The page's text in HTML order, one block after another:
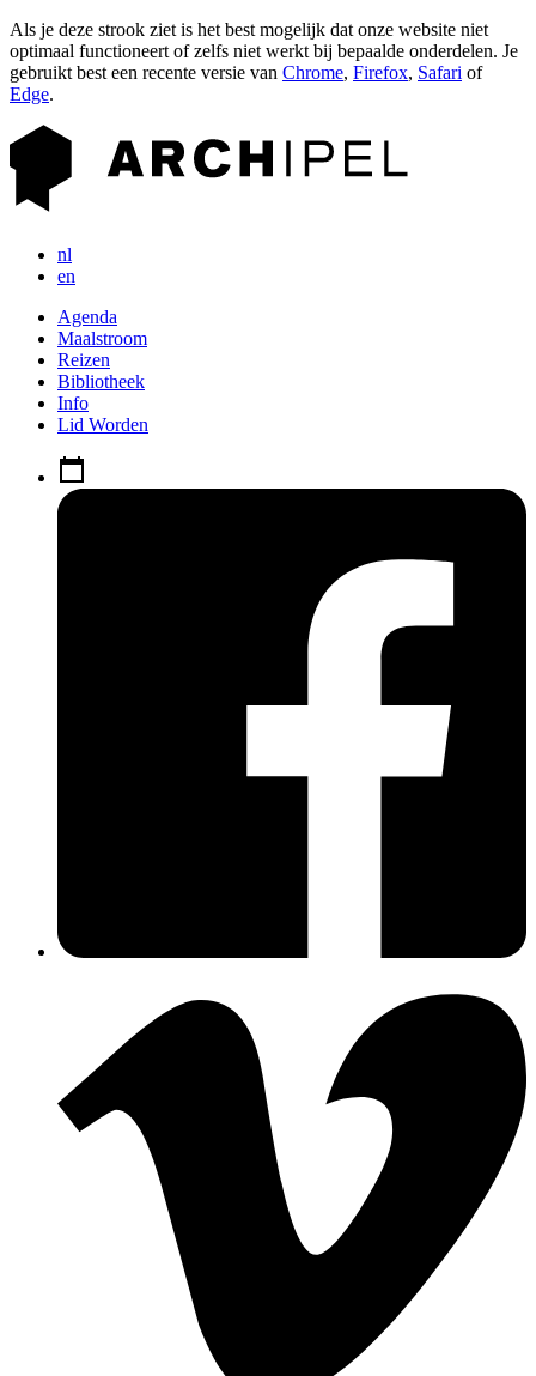
Als je deze strook ziet is het best mogelijk dat onze website niet
optimaal functioneert of zelfs niet werkt bij bepaalde onderdelen. Je
gebruikt best een recente versie van Chrome, Firefox, Safari of
Edge.
nl
en
Agenda
Maalstroom
Reizen
Bibliotheek
Info
Lid Worden